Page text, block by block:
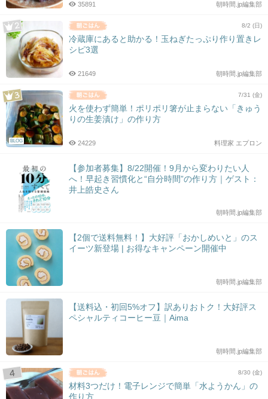
朝時間.jp編集部
35891
8/2 (日)
冷蔵庫にあると助かる！玉ねぎたっぷり作り置きレ
シピ3選
朝時間.jp編集部
21649
BLOG
7/31 (金)
火を使わず簡単！ポリポリ箸が止まらない「きゅう
りの生姜漬け」の作り方
料理家 エプロン
24229
【参加者募集】8/22開催！9月から変わりたい人
へ！早起き習慣化と“自分時間”の作り方｜ゲスト：
井上皓史さん
朝時間.jp編集部
【2個で送料無料！】大好評「おかしめいと」のス
イーツ新登場 | お得なキャンペーン開催中
朝時間.jp編集部
【送料込・初回5%オフ】訳ありおトク！大好評ス
ペシャルティコーヒー豆｜Aima
朝時間.jp編集部
8/30 (金)
材料3つだけ！電子レンジで簡単「水ようかん」の
作り方